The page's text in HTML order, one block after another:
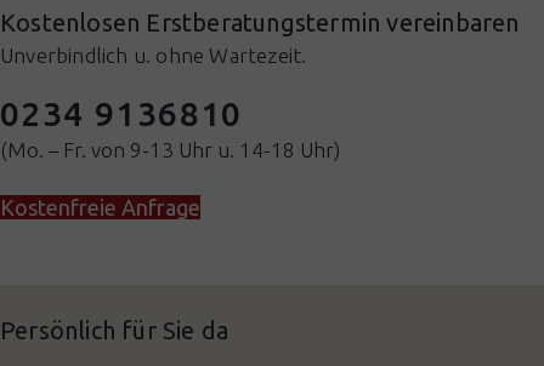
Kostenlosen Erstberatungstermin vereinbaren
Unverbindlich u. ohne Wartezeit.
0234 9136810
(Mo. – Fr. von 9-13 Uhr u. 14-18 Uhr)
Kostenfreie Anfrage
Persönlich für Sie da